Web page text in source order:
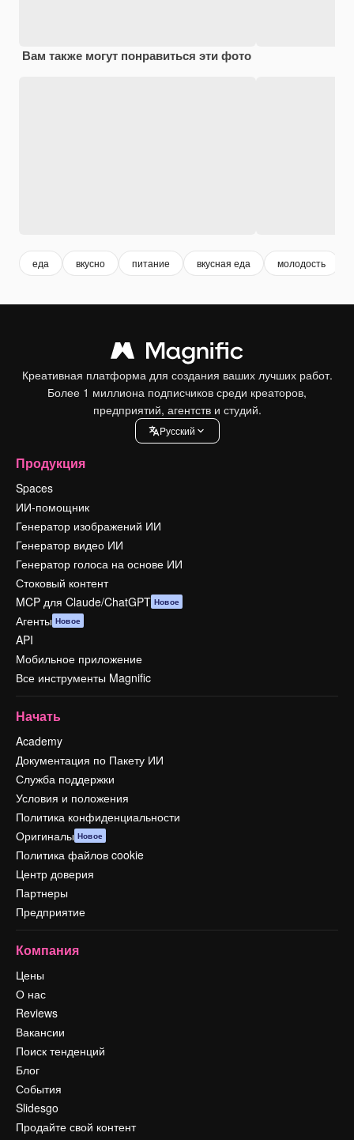
Вам также могут понравиться эти фото
еда вкусно питание вкусная еда молодость
Креативная платформа для создания ваших лучших работ.
Более 1 миллиона подписчиков среди креаторов,
предприятий, агентств и студий.
Pусский
Продукция
Spaces
ИИ-помощник
Генератор изображений ИИ
Генератор видео ИИ
Генератор голоса на основе ИИ
Стоковый контент
MCP для Claude/ChatGPT Новое
Агенты Новое
API
Мобильное приложение
Все инструменты Magnific
Начать
Academy
Документация по Пакету ИИ
Служба поддержки
Условия и положения
Политика конфиденциальности
Оригиналы Новое
Политика файлов cookie
Центр доверия
Партнеры
Предприятие
Компания
Цены
О нас
Reviews
Вакансии
Поиск тенденций
Блог
События
Slidesgo
Продайте свой контент